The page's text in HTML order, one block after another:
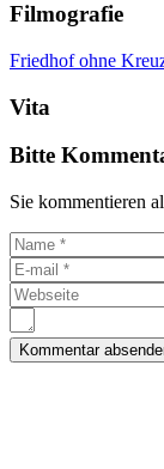
Filmografie
Friedhof ohne
Vita
Bitte
Sie kommentieren